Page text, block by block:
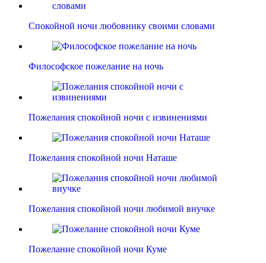
Спокойной ночи любовнику своими словами
Философское пожелание на ночь
Пожелания спокойной ночи с извинениями
Пожелания спокойной ночи Наташе
Пожелания спокойной ночи любимой внучке
Пожелание спокойной ночи Куме